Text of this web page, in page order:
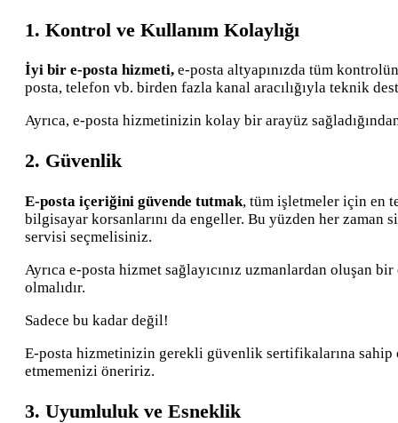
1. Kontrol ve Kullanım Kolaylığı
İyi bir e-posta hizmeti, e-posta altyapınızda tüm
posta, telefon vb. birden fazla kanal aracılığıyla teknik
Ayrıca, e-posta hizmetinizin kolay bir arayüz
2. Güvenlik
E-posta içeriğini güvende tutmak, tüm işletmeler için en
bilgisayar korsanlarını da engeller. Bu yüzden her zaman
servisi seçmelisiniz.
Ayrıca e-posta hizmet sağlayıcınız uzmanlardan oluşan
olmalıdır.
Sadece bu kadar değil!
E-posta hizmetinizin gerekli güvenlik sertifikalarına sahip
etmemenizi öneririz.
3. Uyumluluk ve Esneklik